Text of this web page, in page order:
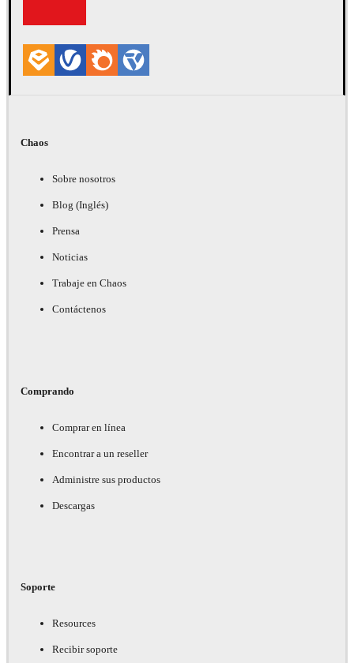
Chaos
Sobre nosotros
Blog (Inglés)
Prensa
Noticias
Trabaje en Chaos
Contáctenos
Comprando
Comprar en línea
Encontrar a un reseller
Administre sus productos
Descargas
Soporte
Resources
Recibir soporte